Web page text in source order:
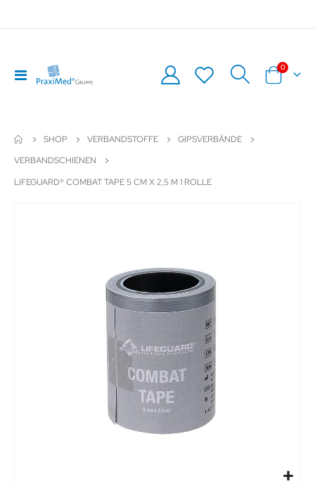
Navigation
umschalten
Warenkorb
0Artikel
SHOP VERBANDSTOFFE
GIPSVERBÄNDE
VERBANDSCHIENEN
LIFEGUARD® COMBAT TAPE 5 CM X 2,5 M 1 ROLLE